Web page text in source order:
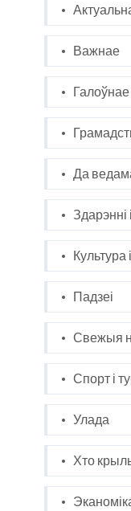
Важнае
Галоўнае
Да
Здарэнні
Культура
Падзеі
Свежыя
Спорт і
Улада
Хто